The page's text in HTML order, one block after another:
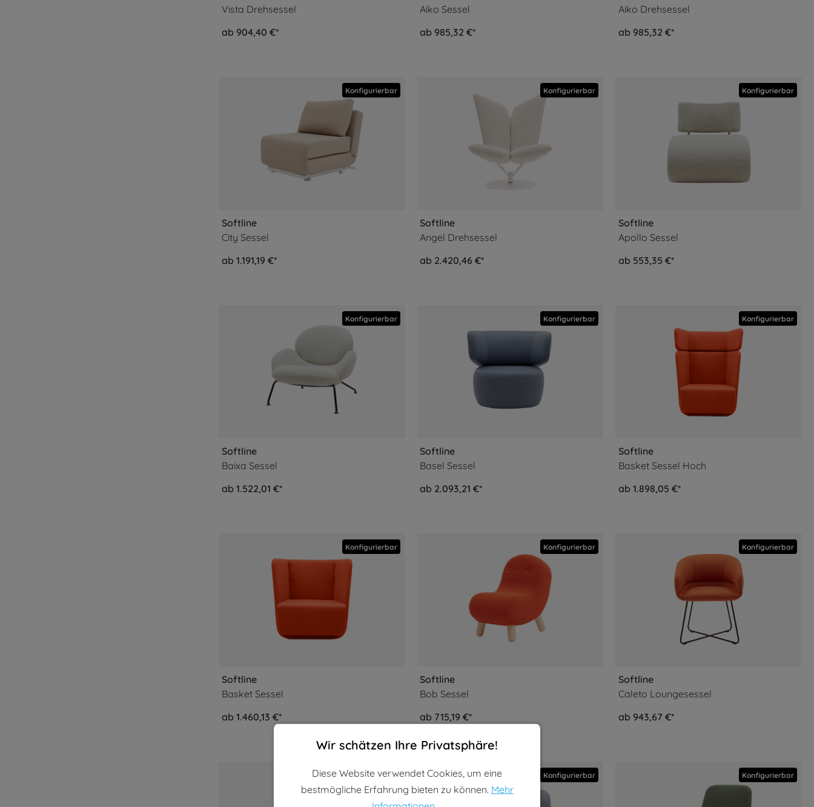
Vista Drehsessel
ab 904,40 €*
Aiko Sessel
ab 985,32 €*
Aiko Drehsessel
ab 985,32 €*
Softline
City Sessel
ab 1.191,19 €*
Konfigurierbar
Softline
Angel Drehsessel
ab 2.420,46 €*
Konfigurierbar
Softline
Apollo Sessel
ab 553,35 €*
Konfigurierbar
Softline
Baixa Sessel
ab 1.522,01 €*
Konfigurierbar
Softline
Basel Sessel
ab 2.093,21 €*
Konfigurierbar
Softline
Basket Sessel Hoch
ab 1.898,05 €*
Konfigurierbar
Softline
Basket Sessel
ab 1.460,13 €*
Konfigurierbar
Softline
Bob Sessel
ab 715,19 €*
Konfigurierbar
Softline
Caleto Loungesessel
ab 943,67 €*
Konfigurierbar
Konfigurierbar Konfigurierbar Konfigurierbar
Cookie-Voreinstellungen
Diese Website verwendet Cookies, um eine bestmögliche Erfahrung bieten zu können.
Wir schätzen Ihre Privatsphäre!
Diese Website verwendet Cookies, um eine
bestmögliche Erfahrung bieten zu können. Mehr